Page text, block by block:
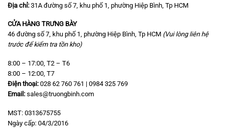
Địa chỉ: 31A đường số 7, khu phố 1, phường Hiệp Bình, Tp HCM
CỬA HÀNG TRƯNG BÀY
46 đường số 7, khu phố 1, phường Hiệp Bình, Tp HCM (Vui lòng liên hệ
trước để kiểm tra tồn kho)
8:00 – 17:00, T2 – T6
8:00 – 12:00, T7
Điện thoại: 028 62 760 761 | 0984 325 769
Email: sales@truongbinh.com
MST: 0313675755
Ngày cấp: 04/3/2016